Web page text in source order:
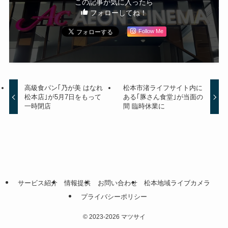
この記事が気に入ったら
フォローしてね！
Follow Me
高級食パン｢乃が美 はなれ
松本店｣が5月7日をもって
一時閉店
松本市渚ライフサイト内に
ある｢豚さん食堂｣が当面の
間 臨時休業に
サービス紹介 情報提供 お問い合わせ
松本地域ライブカメラ
プライバシーポリシー
©2023-2026 マツサイ